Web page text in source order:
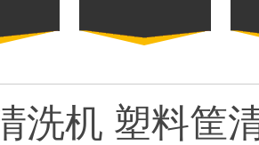
洗机 塑料筐